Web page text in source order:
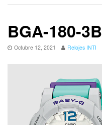
BGA-180-
Octubre 12, 2021 Relojes INTI